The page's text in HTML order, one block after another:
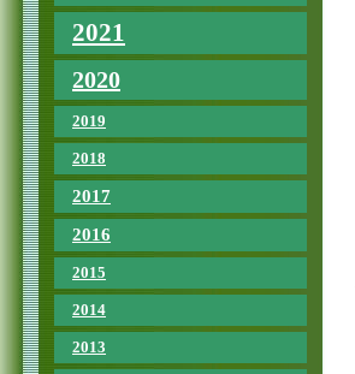
2021
2020
2019
2018
2017
2016
2015
2014
2013